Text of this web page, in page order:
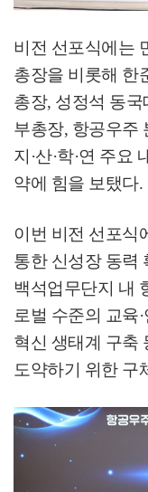
비전 선포식에는
총장을 비롯해 한
총장, 성정석 동
부총장, 항공우주
지 ·산·학·연 주요
약에 힘을 보탰다.
이번 비전 선포식
통한 신성장 동력
백석업무단지 내
로벌 수준의 교육·
혁신 생태계 구축
도약하기 위한 구